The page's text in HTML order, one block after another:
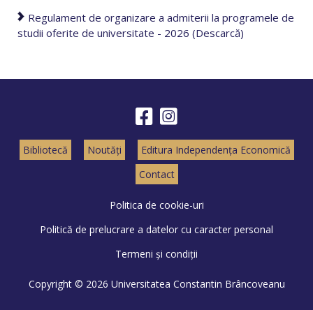
Regulament de organizare a admiterii la programele de
studii oferite de universitate - 2026 (Descarcă)
Bibliotecă Noutăți
Editura Independența Economică
Contact
Politica de cookie-uri
Politică de prelucrare a datelor cu caracter personal
Termeni și condiții
Copyright © 2026 Universitatea Constantin Brâncoveanu